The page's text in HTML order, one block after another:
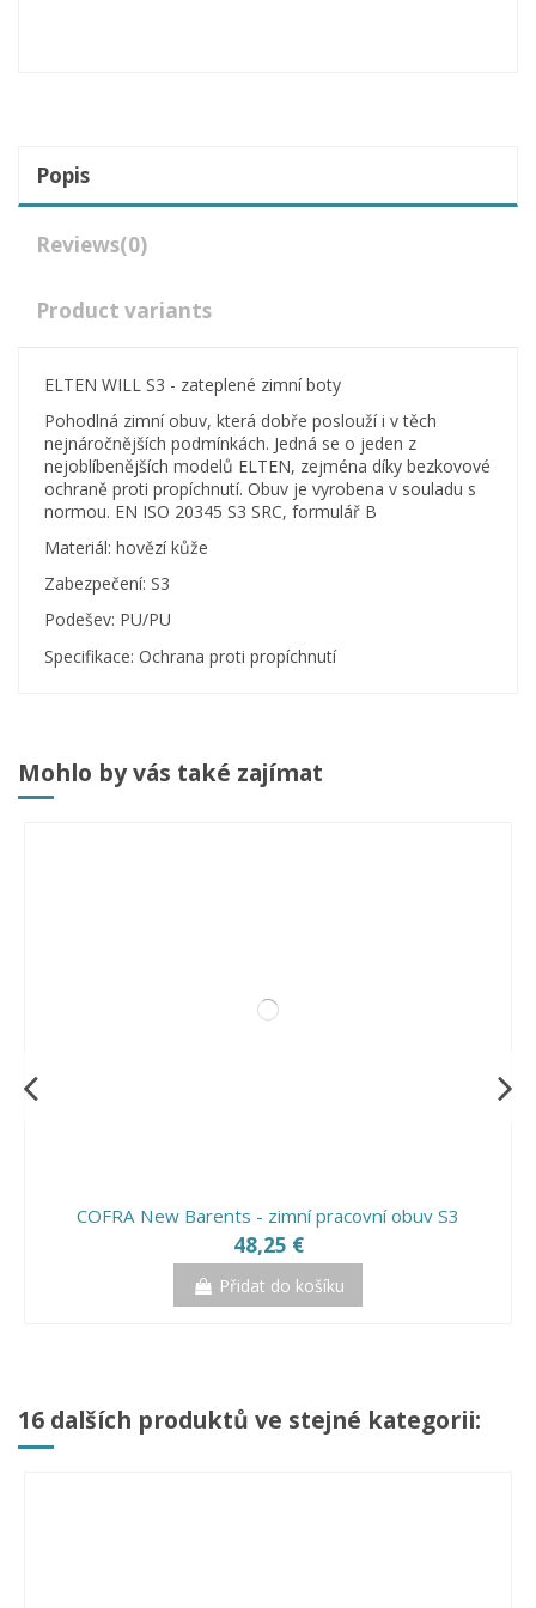
Popis
Reviews(0)
Product variants
ELTEN WILL S3 - zateplené zimní boty
Pohodlná zimní obuv, která dobře poslouží i v těch
nejnáročnějších podmínkách. Jedná se o jeden z
nejoblíbenějších modelů ELTEN, zejména díky bezkovové
ochraně proti propíchnutí. Obuv je vyrobena v souladu s
normou. EN ISO 20345 S3 SRC, formulář B
Materiál: hovězí kůže
Zabezpečení: S3
Podešev: PU/PU
Specifikace: Ochrana proti propíchnutí
Mohlo by vás také zajímat
COFRA New Barents - zimní pracovní obuv S3
48,25 €
Přidat do košíku
16 dalších produktů ve stejné kategorii: